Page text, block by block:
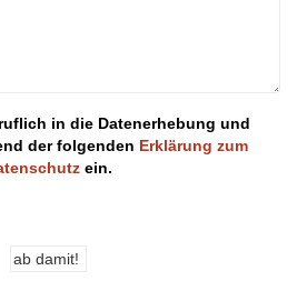
in die Datenerhebung und
der folgenden Erklärung zum
ein.